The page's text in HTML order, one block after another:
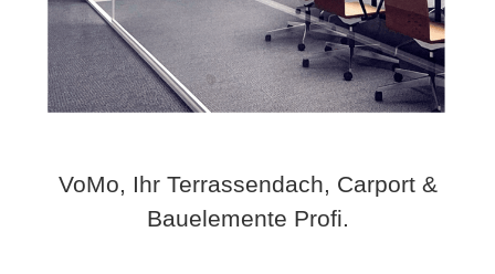
VoMo, Ihr Terrassendach, Carport &
Bauelemente Profi.